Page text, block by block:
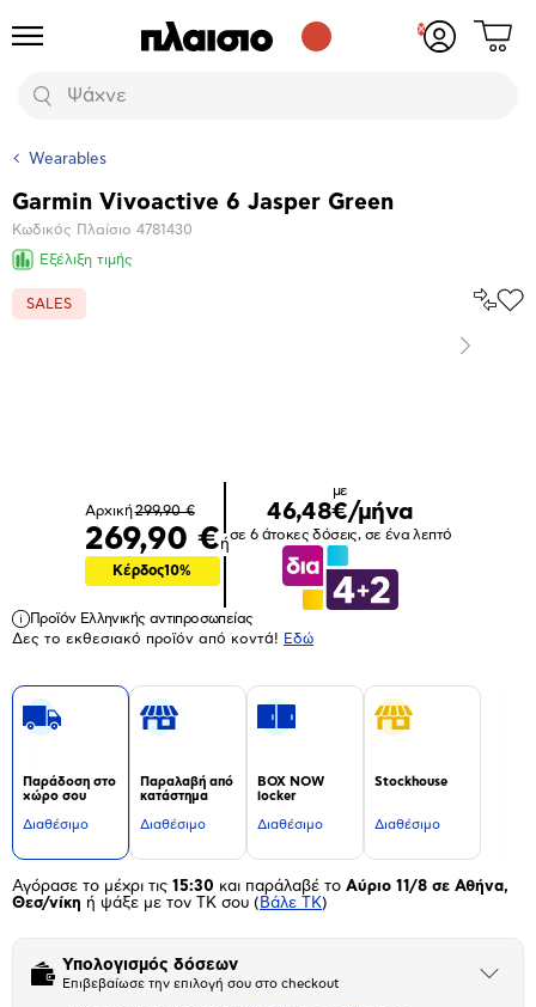
Προϊόντα
Αναζήτηση
Δες
Wearables
Βασικά
χαρακτηριστικά
Garmin Vivoactive 6 Jasper Green
Κωδικός Πλαίσιο 4781430
Εξέλιξη τιμής
SALES
Επόμενο
Αρχική299,90 €
269,90 €
Κέρδος10%
ή
με
46,48€/μήνα
σε 6 άτοκες δόσεις, σε ένα λεπτό
Προϊόν Ελληνικής αντιπροσωπείας
Δες το εκθεσιακό προϊόν από κοντά! Eδώ
Παράδοση στο
χώρο σου
Διαθέσιμο
Παραλαβή από
κατάστημα
Διαθέσιμο
BOX NOW
locker
Διαθέσιμο
Stockhouse
Διαθέσιμο
Αγόρασε το μέχρι τις 15:30 και παράλαβέ το Αύριο 11/8 σε Αθήνα,
Θεσ/νίκη ή ψάξε με τον ΤΚ σου ( Βάλε ΤΚ)
Υπολογισμός δόσεων
Επιβεβαίωσε την επιλογή σου στο checkout
Άνοιξε